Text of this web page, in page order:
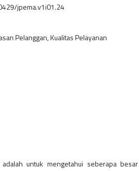
jpema.v1i01.24
Pelanggan, Kualitas Pelayanan
untuk mengetahui seberapa